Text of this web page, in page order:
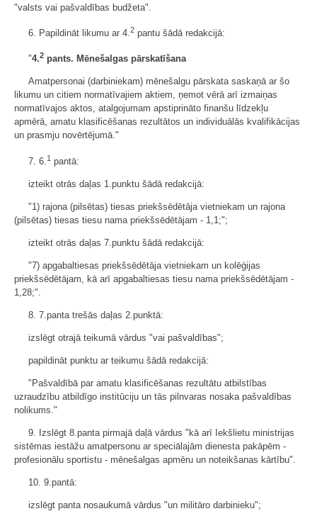
"valsts vai pašvaldības budžeta".
6. Papildināt likumu ar 4. 2 pantu šādā redakcijā:
"4.2 pants. Mēnešalgas pārskatīšana
Amatpersonai (darbiniekam) mēnešalgu pārskata saskaņā ar šo
likumu un citiem normatīvajiem aktiem, ņemot vērā arī izmaiņas
normatīvajos aktos, atalgojumam apstiprināto finanšu līdzekļu
apmērā, amatu klasificēšanas rezultātos un individuālās kvalifikācijas
un prasmju novērtējumā."
7. 6. 1 pantā:
izteikt otrās daļas 1.punktu šādā redakcijā:
"1) rajona (pilsētas) tiesas priekšsēdētāja vietniekam un rajona
(pilsētas) tiesas tiesu nama priekšsēdētājam - 1,1;";
izteikt otrās daļas 7.punktu šādā redakcijā:
"7) apgabaltiesas priekšsēdētāja vietniekam un kolēģijas
priekšsēdētājam, kā arī apgabaltiesas tiesu nama priekšsēdētājam -
1,28;".
8. 7.panta trešās daļas 2.punktā:
izslēgt otrajā teikumā vārdus "vai pašvaldības";
papildināt punktu ar teikumu šādā redakcijā:
"Pašvaldībā par amatu klasificēšanas rezultātu atbilstības
uzraudzību atbildīgo institūciju un tās pilnvaras nosaka pašvaldības
nolikums."
9. Izslēgt 8.panta pirmajā daļā vārdus "kā arī Iekšlietu ministrijas
sistēmas iestāžu amatpersonu ar speciālajām dienesta pakāpēm -
profesionālu sportistu - mēnešalgas apmēru un noteikšanas kārtību".
10. 9.pantā:
izslēgt panta nosaukumā vārdus "un militāro darbinieku";